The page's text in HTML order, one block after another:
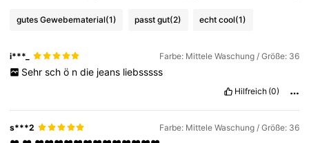
gutes Gewebematerial(1) passt gut(2) echt cool(1)
i***_ Farbe: Mittele Waschung / Größe: 36
Sehr sch ö n die jeans liebsssss
Hilfreich (0)
s***2 Farbe: Mittele Waschung / Größe: 36